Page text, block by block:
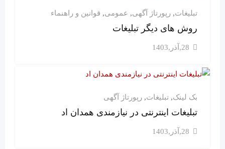
تبلیغات, رپورتاژ آگهی, عمومی, قوانین و راهنماء
روش های دیگر تبلیغات
28,آذر,1403
بک لینک, تبلیغات, رپورتاژ آگهی
تبلیغات اینترنتی در نیازمندی همدان اد
28,آذر,1403